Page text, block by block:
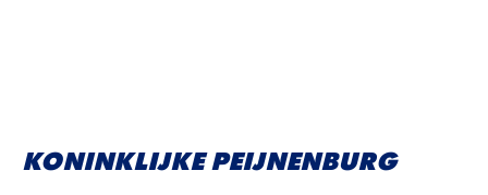
KONINKLIJKE PEIJNENBURG